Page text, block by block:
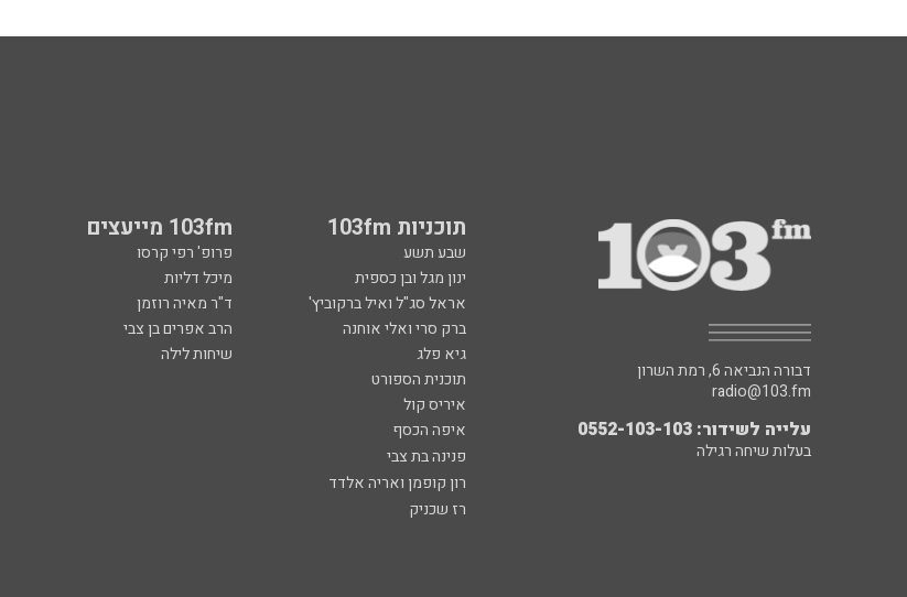
תוכניות 103fm 103fm מייעצים
שבע תשע פרופ' רפי קרסו
ינון מגל ובן כספית
מיכל דליות
אראל סג"ל ואיל ברקוביץ'
ד"ר מאיה רוזמן
ברק סרי ואלי אוחנה
הרב אפרים בן צבי
גיא פלג
שיחות לילה
תוכנית הספורט
איריס קול
איפה הכסף
פנינה בת צבי
רון קופמן ואריה אלדד
רז שכניק
דבורה הנביאה 6, רמת השרון
radio@103.fm
עלייה לשידור: 0552-103-103
בעלות שיחה רגילה